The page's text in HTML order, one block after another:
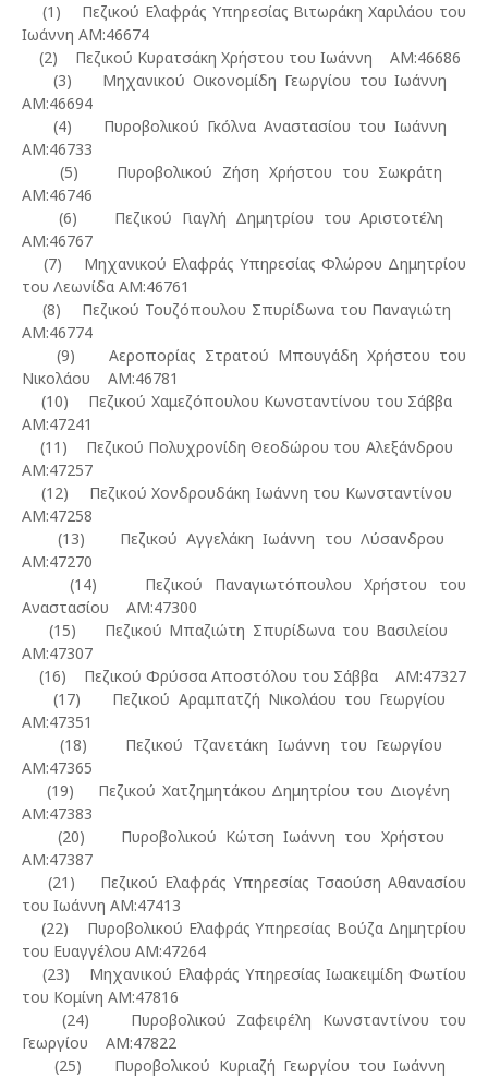
(1) Πεζικού Ελαφράς Υπηρεσίας Βιτωράκη Χαριλάου του
Ιωάννη ΑΜ:46674
(2) Πεζικού Κυρατσάκη Χρήστου του Ιωάννη ΑΜ:46686
(3) Μηχανικού Οικονομίδη Γεωργίου του Ιωάννη
ΑΜ:46694
(4) Πυροβολικού Γκόλνα Αναστασίου του Ιωάννη
ΑΜ:46733
(5) Πυροβολικού Ζήση Χρήστου του Σωκράτη
ΑΜ:46746
(6) Πεζικού Γιαγλή Δημητρίου του Αριστοτέλη
ΑΜ:46767
(7) Μηχανικού Ελαφράς Υπηρεσίας Φλώρου Δημητρίου
του Λεωνίδα ΑΜ:46761
(8) Πεζικού Τουζόπουλου Σπυρίδωνα του Παναγιώτη
ΑΜ:46774
(9) Αεροπορίας Στρατού Μπουγάδη Χρήστου του
Νικολάου ΑΜ:46781
(10) Πεζικού Χαμεζόπουλου Κωνσταντίνου του Σάββα
ΑΜ:47241
(11) Πεζικού Πολυχρονίδη Θεοδώρου του Αλεξάνδρου
ΑΜ:47257
(12) Πεζικού Χονδρουδάκη Ιωάννη του Κωνσταντίνου
ΑΜ:47258
(13) Πεζικού Αγγελάκη Ιωάννη του Λύσανδρου
ΑΜ:47270
(14) Πεζικού Παναγιωτόπουλου Χρήστου του
Αναστασίου ΑΜ:47300
(15) Πεζικού Μπαζιώτη Σπυρίδωνα του Βασιλείου
ΑΜ:47307
(16) Πεζικού Φρύσσα Αποστόλου του Σάββα ΑΜ:47327
(17) Πεζικού Αραμπατζή Νικολάου του Γεωργίου
ΑΜ:47351
(18) Πεζικού Τζανετάκη Ιωάννη του Γεωργίου
ΑΜ:47365
(19) Πεζικού Χατζημητάκου Δημητρίου του Διογένη
ΑΜ:47383
(20) Πυροβολικού Κώτση Ιωάννη του Χρήστου
ΑΜ:47387
(21) Πεζικού Ελαφράς Υπηρεσίας Τσαούση Αθανασίου
του Ιωάννη ΑΜ:47413
(22) Πυροβολικού Ελαφράς Υπηρεσίας Βούζα Δημητρίου
του Ευαγγέλου ΑΜ:47264
(23) Μηχανικού Ελαφράς Υπηρεσίας Ιωακειμίδη Φωτίου
του Κομίνη ΑΜ:47816
(24) Πυροβολικού Ζαφειρέλη Κωνσταντίνου του
Γεωργίου ΑΜ:47822
(25) Πυροβολικού Κυριαζή Γεωργίου του Ιωάννη